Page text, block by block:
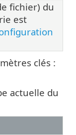
fichier) du
est
clés :
actuelle du